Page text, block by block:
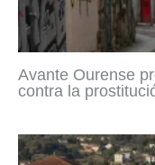
Avante Ourense
contra la